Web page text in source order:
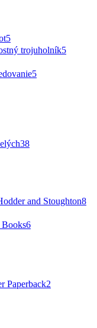
5
trojuholník5
5
38
and Stoughton8
Books6
Paperback2